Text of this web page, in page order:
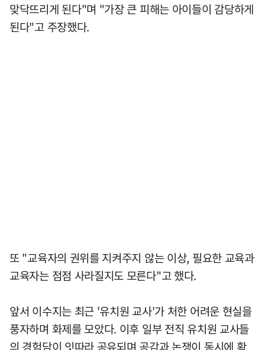
맞닥뜨리게 된다"며 "가장 큰 피해는 아이들이 감당하게
된다"고 주장했다.
또 "교육자의 권위를 지켜주지 않는 이상, 필요한 교육과
교육자는 점점 사라질지도 모른다"고 했다.
앞서 이수지는 최근 '유치원 교사'가 처한 어려운 현실을
풍자하며 화제를 모았다. 이후 일부 전직 유치원 교사들
의 경험담이 잇따라 공유되며 공감과 논쟁이 동시에 확